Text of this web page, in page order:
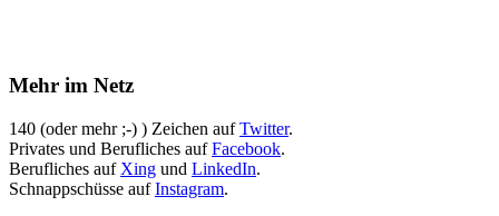
Mehr im Netz
140 (oder mehr ;-) ) Zeichen aufTwitter.
Privates und Berufliches aufFacebook.
Berufliches auf Xing und LinkedIn.
Schnappschüsse aufInstagram.